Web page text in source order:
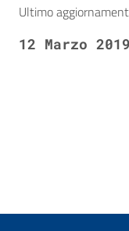
Ultimo
12 Marzo